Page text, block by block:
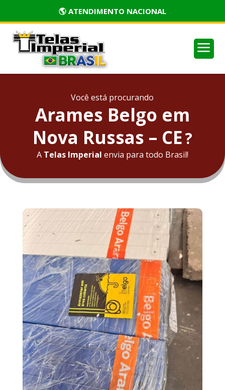
🏅 PRODUTOS CERTIFICADOS
a
Você está procurando
Arames Belgo em
Nova Russas – CE?
A Telas Imperial envia para todo Brasil!